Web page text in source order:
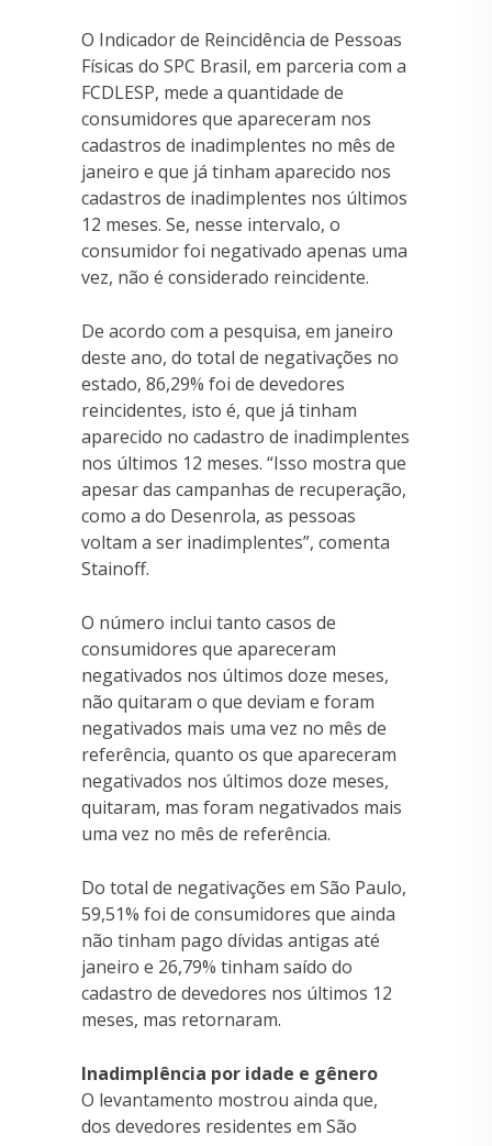
O Indicador de Reincidência de Pessoas
Físicas do SPC Brasil, em parceria com a
FCDLESP, mede a quantidade de
consumidores que apareceram nos
cadastros de inadimplentes no mês de
janeiro e que já tinham aparecido nos
cadastros de inadimplentes nos últimos
12 meses. Se, nesse intervalo, o
consumidor foi negativado apenas uma
vez, não é considerado reincidente.
De acordo com a pesquisa, em janeiro
deste ano, do total de negativações no
estado, 86,29% foi de devedores
reincidentes, isto é, que já tinham
aparecido no cadastro de inadimplentes
nos últimos 12 meses. “Isso mostra que
apesar das campanhas de recuperação,
como a do Desenrola, as pessoas
voltam a ser inadimplentes”, comenta
Stainoff.
O número inclui tanto casos de
consumidores que apareceram
negativados nos últimos doze meses,
não quitaram o que deviam e foram
negativados mais uma vez no mês de
referência, quanto os que apareceram
negativados nos últimos doze meses,
quitaram, mas foram negativados mais
uma vez no mês de referência.
Do total de negativações em São Paulo,
59,51% foi de consumidores que ainda
não tinham pago dívidas antigas até
janeiro e 26,79% tinham saído do
cadastro de devedores nos últimos 12
meses, mas retornaram.
Inadimplência por idade e gênero
O levantamento mostrou ainda que,
dos devedores residentes em São